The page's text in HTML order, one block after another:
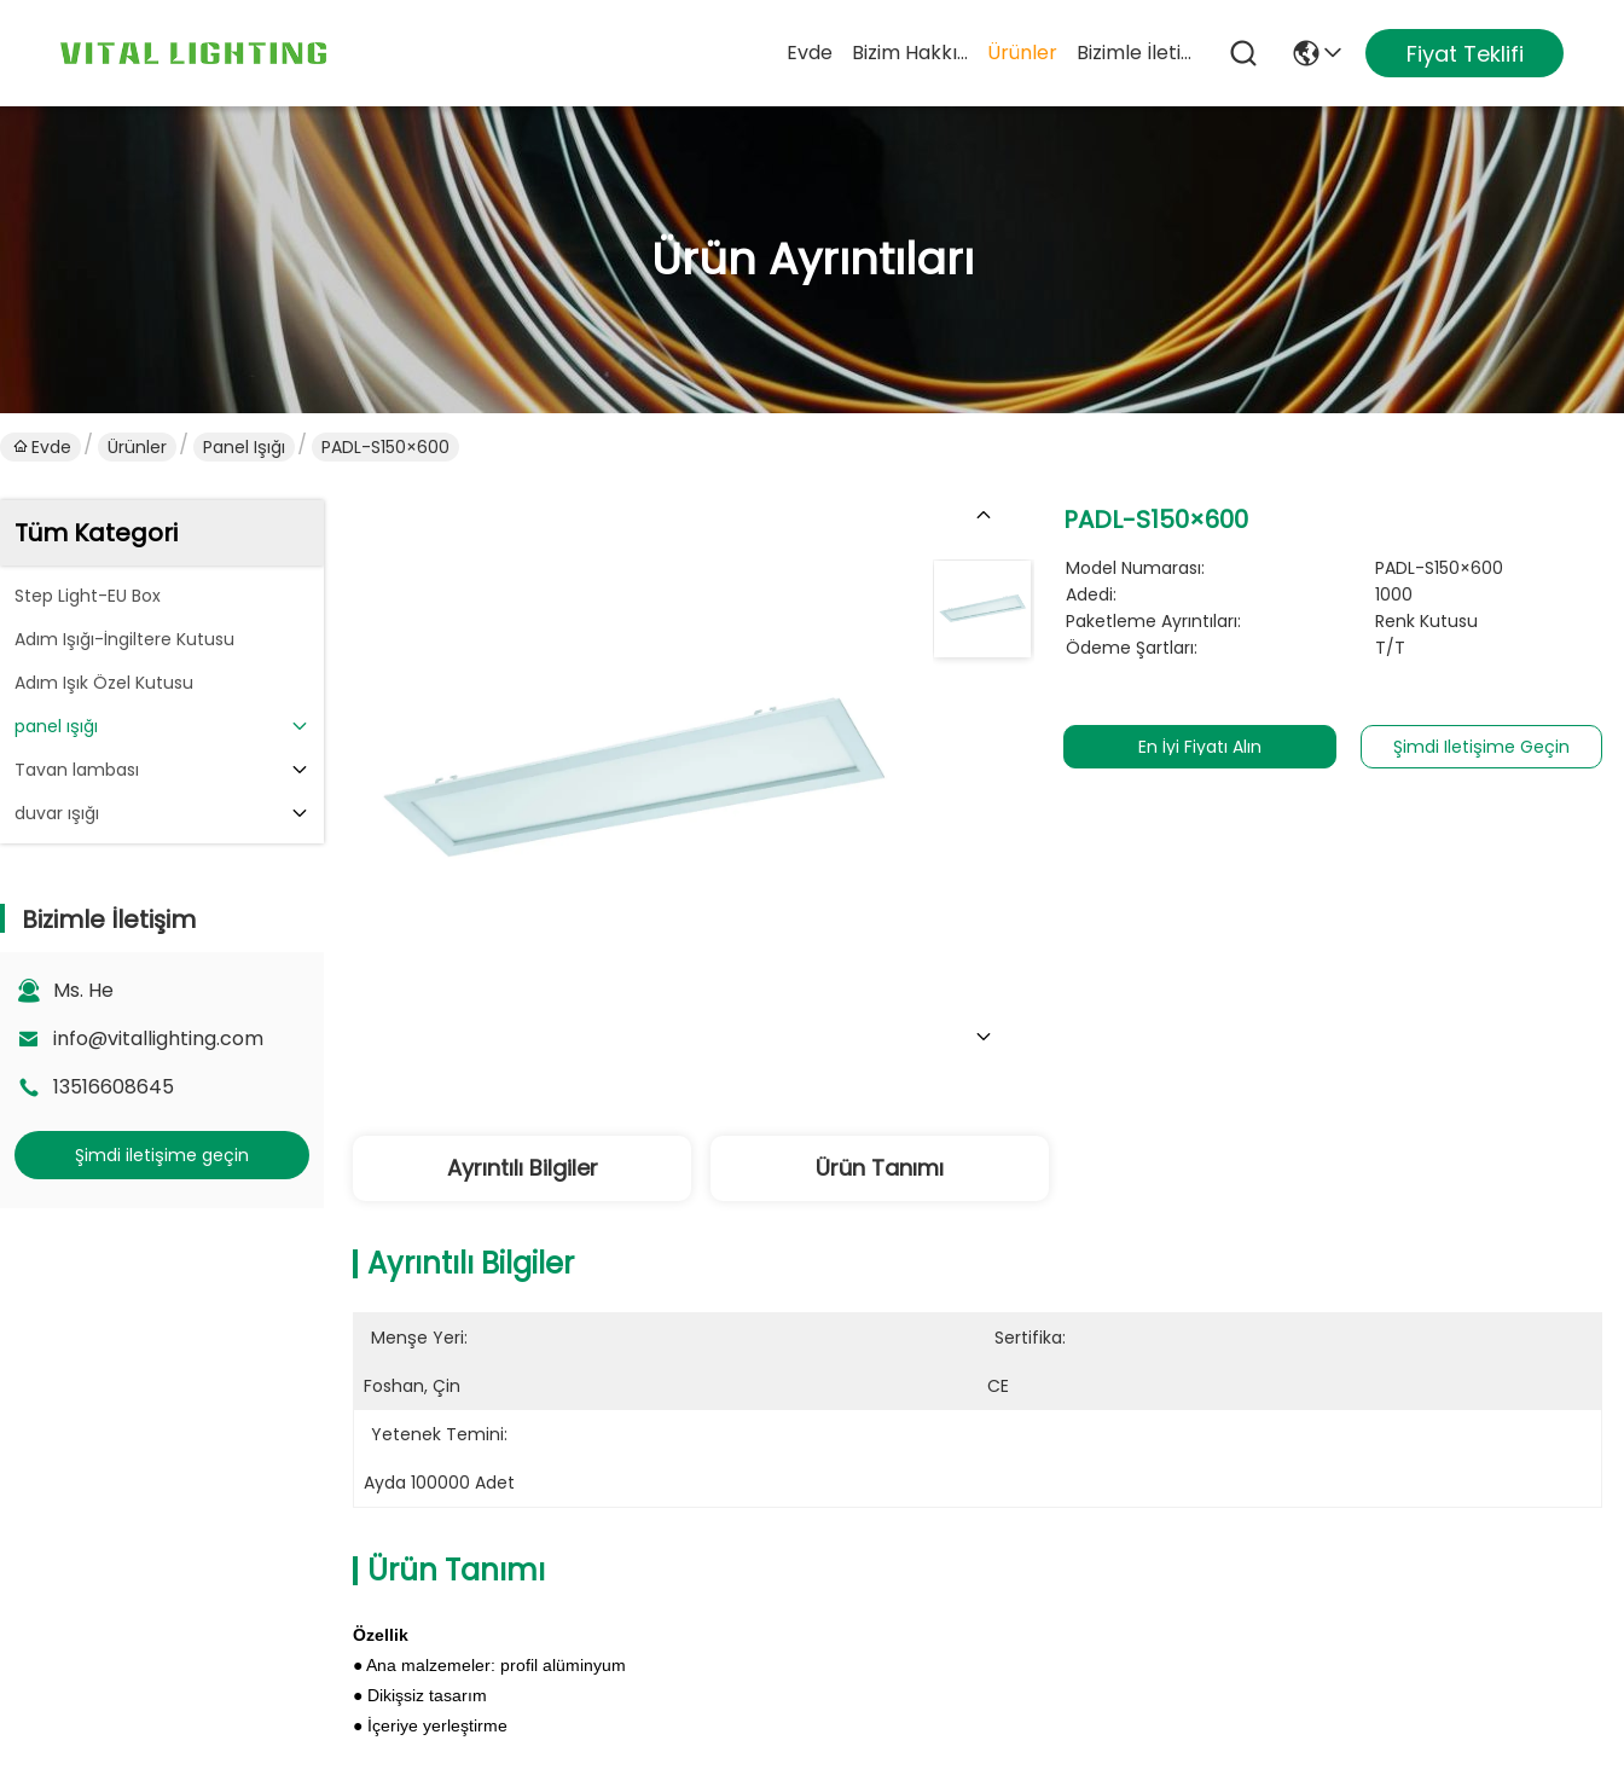
Evde Bizim Hakkımızda Ürünler Bizimle İletişim Fiyat Teklifi
Ürün Ayrıntıları
Evde Ürünler Panel Işığı PADL-S150×600
Tüm Kategori
Step Light-EU Box
Adım Işığı-İngiltere Kutusu
Adım Işık Özel Kutusu
panel ışığı
Tavan lambası
duvar ışığı
Bizimle İletişim
Ms. He
info@vitallighting.com
13516608645
Şimdi iletişime geçin
PADL-S150×600
Model Numarası:
PADL-S150×600
Adedi:
1000
Paketleme Ayrıntıları:
Renk Kutusu
Ödeme Şartları:
T/T
En İyi Fiyatı Alın Şimdi Iletişime Geçin
Ayrıntılı Bilgiler Ürün Tanımı
Ayrıntılı Bilgiler
Menşe Yeri:
Foshan, Çin
Sertifika:
CE
Yetenek Temini:
Ayda 100000 Adet
Ürün Tanımı
Özellik
● Ana malzemeler: profil alüminyum
● Dikişsiz tasarım
● İçeriye yerleştirme